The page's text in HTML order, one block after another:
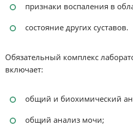
признаки воспаления в
состояние других суставов.
Обязательный комплекс
включает:
общий и биохимический
общий анализ мочи;